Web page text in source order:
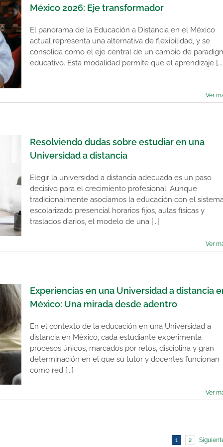
México 2026: Eje transformador
El panorama de la Educación a Distancia en el México
actual representa una alternativa de flexibilidad, y se
consolida como el eje central de un cambio de
educativo. Esta modalidad permite que el aprendizaje
Ver
Resolviendo dudas sobre estudiar en una
Universidad a distancia
Elegir la universidad a distancia adecuada es un paso
decisivo para el crecimiento profesional. Aunque
tradicionalmente asociamos la educación con el
escolarizado presencial horarios fijos, aulas físicas y
traslados diarios, el modelo de una [...]
Ver
Experiencias en una Universidad a distancia
México: Una mirada desde adentro
En el contexto de la educación en una Universidad a
distancia en México, cada estudiante experimenta
procesos únicos, marcados por retos, disciplina y gran
determinación en el que su tutor y docentes funcionan
como red [...]
Ver
1 2